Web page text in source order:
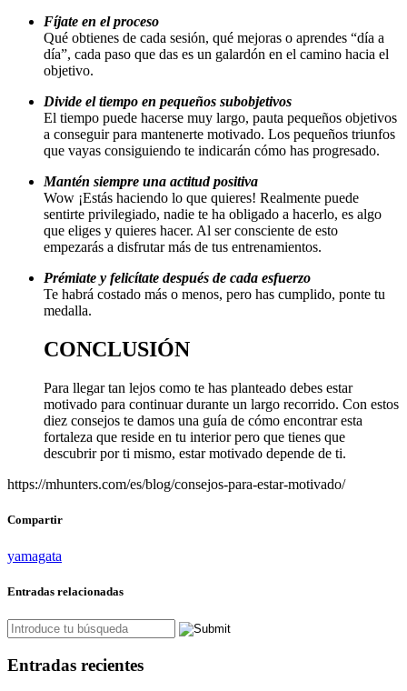
Fíjate en el proceso
Qué obtienes de cada sesión, qué mejoras o aprendes “día a
día”, cada paso que das es un galardón en el camino hacia el
objetivo.
Divide el tiempo en pequeños subobjetivos
El tiempo puede hacerse muy largo, pauta pequeños objetivos
a conseguir para mantenerte motivado. Los pequeños triunfos
que vayas consiguiendo te indicarán cómo has progresado.
Mantén siempre una actitud positiva
Wow ¡Estás haciendo lo que quieres! Realmente puede
sentirte privilegiado, nadie te ha obligado a hacerlo, es algo
que eliges y quieres hacer. Al ser consciente de esto
empezarás a disfrutar más de tus entrenamientos.
Prémiate y felicítate después de cada esfuerzo
Te habrá costado más o menos, pero has cumplido, ponte tu
medalla.
CONCLUSIÓN
Para llegar tan lejos como te has planteado debes estar
motivado para continuar durante un largo recorrido. Con estos
diez consejos te damos una guía de cómo encontrar esta
fortaleza que reside en tu interior pero que tienes que
descubrir por ti mismo, estar motivado depende de ti.
https://mhunters.com/es/blog/consejos-para-estar-motivado/
Compartir
yamagata
Entradas relacionadas
Entradas recientes